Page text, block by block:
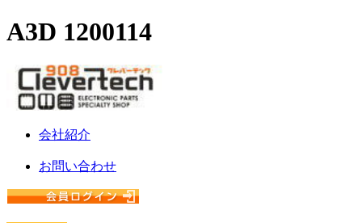
A3D 1200114
会社紹介
お問い合わせ